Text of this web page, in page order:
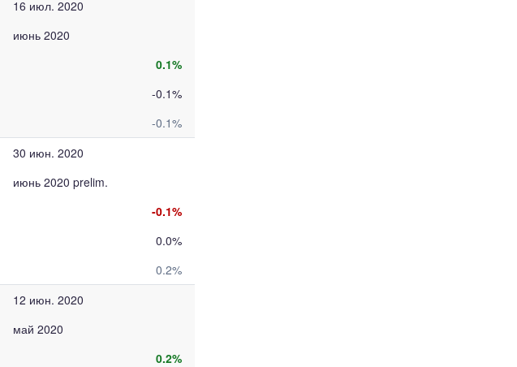
16 июл. 2020
июнь 2020
0.1%
-0.1%
-0.1%
30 июн. 2020
июнь 2020 prelim.
-0.1%
0.0%
0.2%
12 июн. 2020
май 2020
0.2%